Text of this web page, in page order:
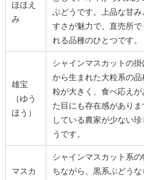
ほほえ
み
ぶどうです。上品な甘み
すさが魅力で、直売所で
れる品種のひとつです。
雄宝
（ゆう
ほう）
シャインマスカットの
から生まれた大粒系の品
粒が大きく、食べ応えが
た目にも存在感があり
している農家が少ない
うです。
マスカ
シャインマスカット系
ちながら、黒系ぶどう